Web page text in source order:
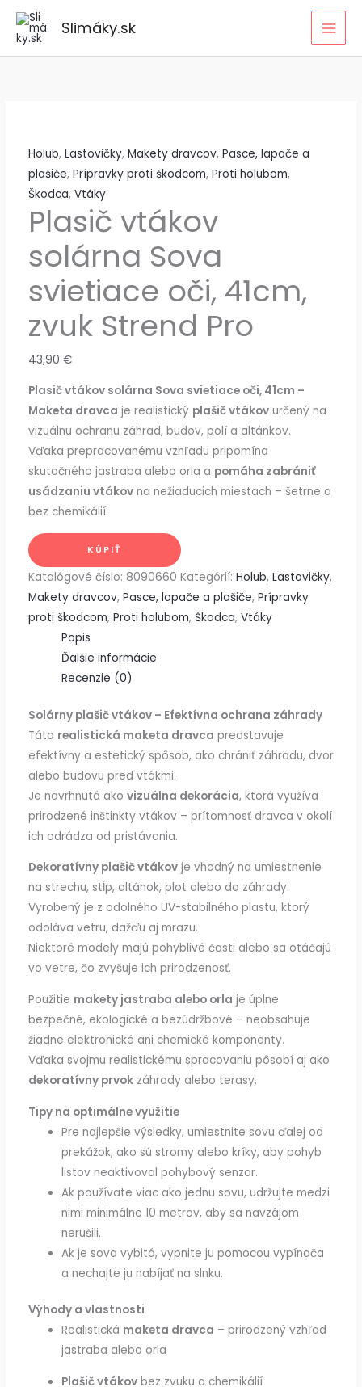
Preskočiť
obsah
Slimáky.sk
Holub, Lastovičky, Makety dravcov, Pasce, lapače a
plašiče, Prípravky proti škodcom, Proti holubom,
Škodca, Vtáky
Plasič vtákov
solárna Sova
svietiace oči, 41cm,
zvuk Strend Pro
43,90 €
Plasič vtákov solárna Sova svietiace oči, 41cm –
Maketa dravca je realistický plašič vtákovurčený na
vizuálnu ochranu záhrad, budov, polí a altánkov.
Vďaka prepracovanému vzhľadu pripomína
skutočného jastraba alebo orla a pomáha zabrániť
usádzaniu vtákovna nežiaducich miestach – šetrne a
bez chemikálií.
KÚPIŤ
Katalógové číslo: 8090660 Kategórií: Holub, Lastovičky,
Makety dravcov, Pasce, lapače a plašiče, Prípravky
proti škodcom, Proti holubom, Škodca, Vtáky
Popis
Ďalšie informácie
Recenzie (0)
Solárny plašič vtákov – Efektívna ochrana záhrady
Táto realistická maketa dravca predstavuje
efektívny a estetický spôsob, ako chrániť záhradu, dvor
alebo budovu pred vtákmi.
Je navrhnutá ako vizuálna dekorácia, ktorá využíva
prirodzené inštinkty vtákov – prítomnosť dravca v okolí
ich odrádza od pristávania.
Dekoratívny plašič vtákovje vhodný na umiestnenie
na strechu, stĺp, altánok, plot alebo do záhrady.
Vyrobený je z odolného UV-stabilného plastu, ktorý
odoláva vetru, dažďu aj mrazu.
Niektoré modely majú pohyblivé časti alebo sa otáčajú
vo vetre, čo zvyšuje ich prirodzenosť.
Použitie makety jastraba alebo orla je úplne
bezpečné, ekologické a bezúdržbové – neobsahuje
žiadne elektronické ani chemické komponenty.
Vďaka svojmu realistickému spracovaniu pôsobí aj ako
dekoratívny prvokzáhrady alebo terasy.
Tipy na optimálne využitie
Pre najlepšie výsledky, umiestnite sovu ďalej od
prekážok, ako sú stromy alebo kríky, aby pohyb
listov neaktivoval pohybový senzor.
Ak používate viac ako jednu sovu, udržujte medzi
nimi minimálne 10 metrov, aby sa navzájom
nerušili.
Ak je sova vybitá, vypnite ju pomocou vypínača
a nechajte ju nabíjať na slnku.
Výhody a vlastnosti
Realistická maketa dravca – prirodzený vzhľad
jastraba alebo orla
Plašič vtákovbez zvuku a chemikálií